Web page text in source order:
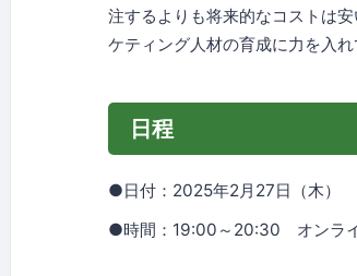
注するよりも将来的なコストは
ケティング人材の育成に力を入
日程
●日付：2025年2月27日（木）
●時間：19:00～20:30 オンラ